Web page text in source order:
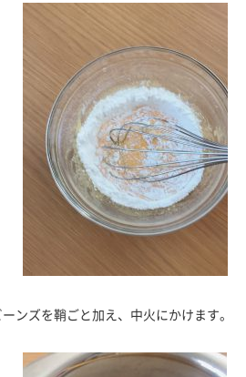
ンズを鞘ごと加え、中火にかけます。